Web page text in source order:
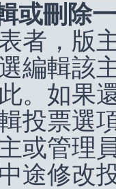
或刪除
者，版
編輯該
。如果
投票選
或管理
途修改